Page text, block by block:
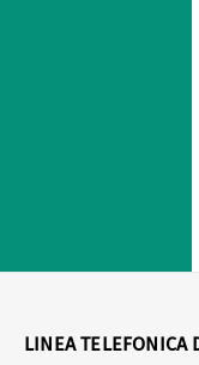
LINEA TELEFONICA